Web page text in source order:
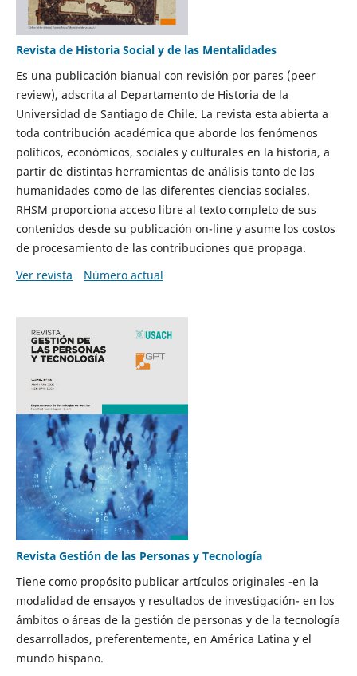
Revista de Historia Social y de las Mentalidades
Es una publicación bianual con revisión por pares (peer
review), adscrita al Departamento de Historia de la
Universidad de Santiago de Chile. La revista esta abierta a
toda contribución académica que aborde los fenómenos
políticos, económicos, sociales y culturales en la historia, a
partir de distintas herramientas de análisis tanto de las
humanidades como de las diferentes ciencias sociales.
RHSM proporciona acceso libre al texto completo de sus
contenidos desde su publicación on-line y asume los costos
de procesamiento de las contribuciones que propaga.
Ver revista
Número actual
Revista Gestión de las Personas y Tecnología
Tiene como propósito publicar artículos originales -en la
modalidad de ensayos y resultados de investigación- en los
ámbitos o áreas de la gestión de personas y de la tecnología
desarrollados, preferentemente, en América Latina y el
mundo hispano.